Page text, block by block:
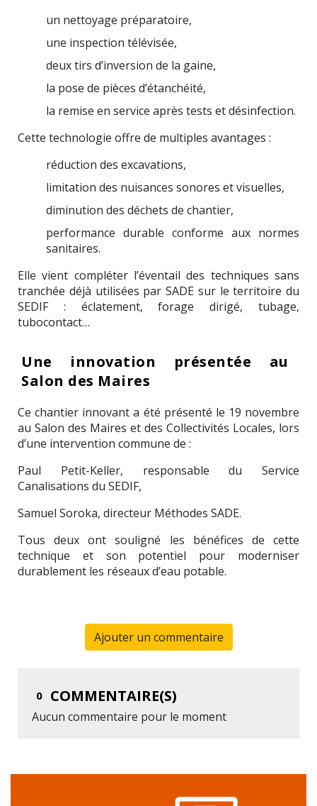
un nettoyage préparatoire,
une inspection télévisée,
deux tirs d’inversion de la gaine,
la pose de pièces d’étanchéité,
la remise en service après tests et désinfection.
Cette technologie offre de multiples avantages :
réduction des excavations,
limitation des nuisances sonores et visuelles,
diminution des déchets de chantier,
performance durable conforme aux normes
sanitaires.
Elle vient compléter l’éventail des techniques sans
tranchée déjà utilisées par SADE sur le territoire du
SEDIF : éclatement, forage dirigé, tubage,
tubocontact…
Une innovation présentée au
Salon des Maires
Ce chantier innovant a été présenté le 19 novembre
au Salon des Maires et des Collectivités Locales, lors
d’une intervention commune de :
Paul Petit-Keller, responsable du Service
Canalisations du SEDIF,
Samuel Soroka, directeur Méthodes SADE.
Tous deux ont souligné les bénéfices de cette
technique et son potentiel pour moderniser
durablement les réseaux d’eau potable.
Ajouter un commentaire
0 COMMENTAIRE(S)
Aucun commentaire pour le moment